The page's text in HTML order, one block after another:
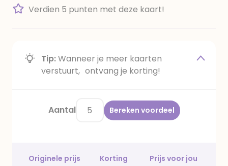
Verdien 5 punten met deze kaart!
Tip:Wanneer je meer kaarten
verstuurt, ontvang je korting!
Aantal Bereken voordeel
Originele prijs Korting
Prijs voor jou